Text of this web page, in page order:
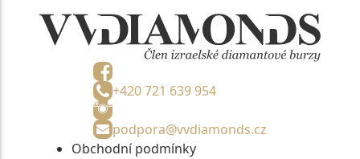
+420 721 639 954
podpora@vvdiamonds.cz
Obchodní podmínky